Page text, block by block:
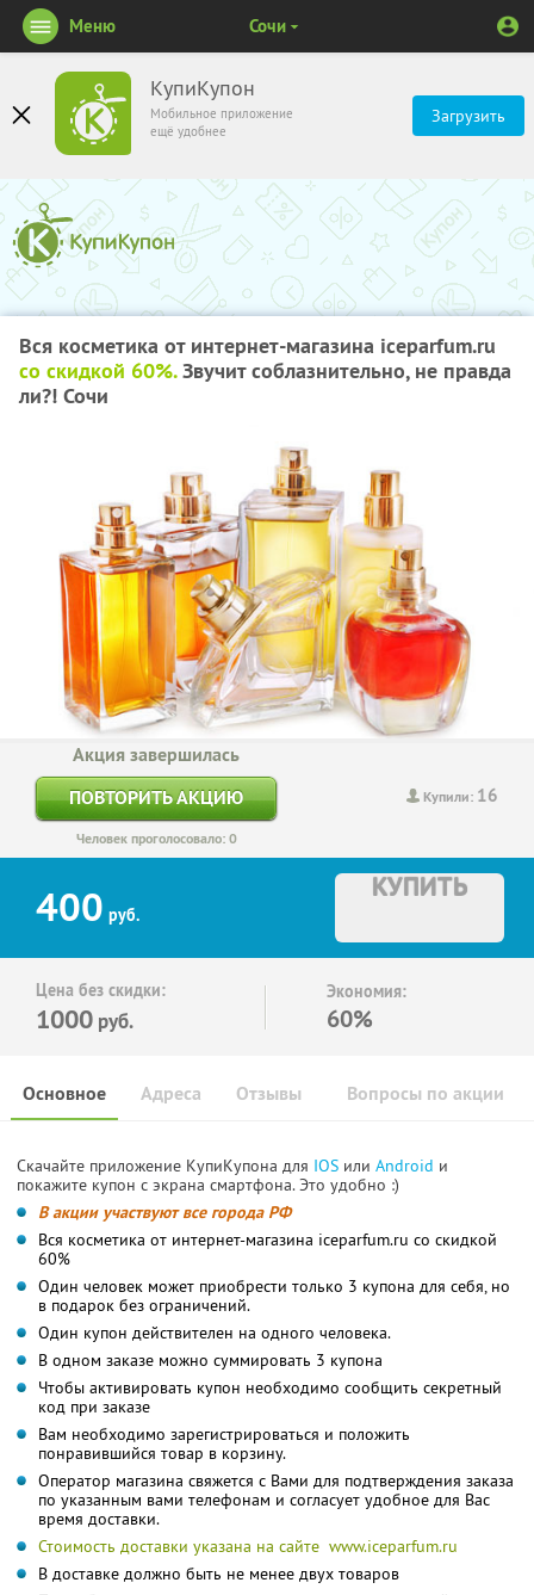
КупиКупон
Мобильное приложение
ещё удобнее
Загрузить
Меню Сочи
Вся косметика от интернет-магазина iceparfum.ru
со скидкой 60%.Звучит соблазнительно, не правда
ли?! Сочи
Купили: 16
Акция завершилась
ПОВТОРИТЬ АКЦИЮ
Человек проголосовало: 0
400 руб.
КУПИТЬ
Цена без скидки:
1000 руб.
Экономия:
60%
Основное Отзывы Вопросы по акции
Адреса
Скачайте приложение КупиКупона для IOS или Android и
покажите купон с экрана смартфона. Это удобно :)
В акции участвуют все города РФ
Вся косметика от интернет-магазина iceparfum.ru со скидкой
60%
Один человек может приобрести только 3 купона для себя, но
в подарок без ограничений.
Один купон действителен на одного человека.
В одном заказе можно суммировать 3 купона
Чтобы активировать купон необходимо сообщить секретный
код при заказе
Вам необходимо зарегистрироваться и положить
понравившийся товар в корзину.
Оператор магазина свяжется с Вами для подтверждения заказа
по указанным вами телефонам и согласует удобное для Вас
время доставки.
Стоимость доставки указана на сайте www.iceparfum.ru
В доставке должно быть не менее двух товаров